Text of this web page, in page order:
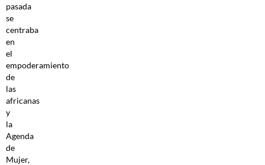
pasada
se
centraba
en
el
empoderamiento
de
las
africanas
y
la
Agenda
de
Mujer,